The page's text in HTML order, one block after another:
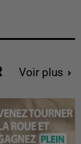
Voir plus